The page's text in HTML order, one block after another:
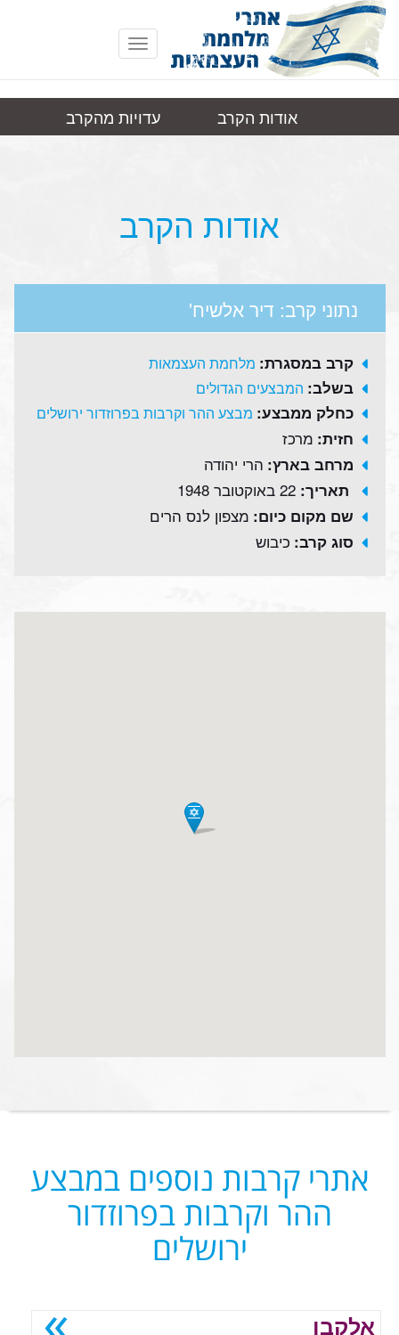
Toggle
navigation
דיר
אודות הקרב
עדויות מהקרב
אודות הקרב
נתוני קרב: דיר אלשיח'
קרב במסגרת: מלחמת העצמאות
בשלב: המבצעים הגדולים
כחלק ממבצע: מבצע ההר וקרבות בפרוזדור ירושלים
חזית: מרכז
מרחב בארץ: הרי יהודה
תאריך: 22 באוקטובר 1948
שם מקום כיום: מצפון לנס הרים
סוג קרב: כיבוש
אתרי קרבות נוספים במבצע
ההר וקרבות בפרוזדור
ירושלים
אלקבו